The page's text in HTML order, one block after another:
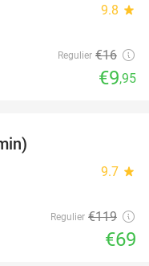
9.8 star
Regulier €16
€9,95
9.7 star
Regulier €119
€69